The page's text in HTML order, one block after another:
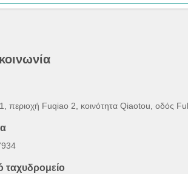
περιοχή Fuqiao 2, κοινότητα Qiaotou, οδός
ταχυδρομείο